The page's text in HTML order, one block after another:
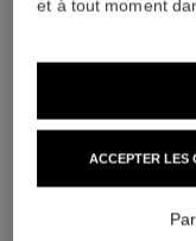
et à tout moment
ACCEPTER LES